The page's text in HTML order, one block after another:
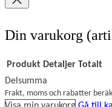
Din varukorg
Produkter
Produkt Detaljer Totalt
Delsumma
Frakt, moms och rabatter